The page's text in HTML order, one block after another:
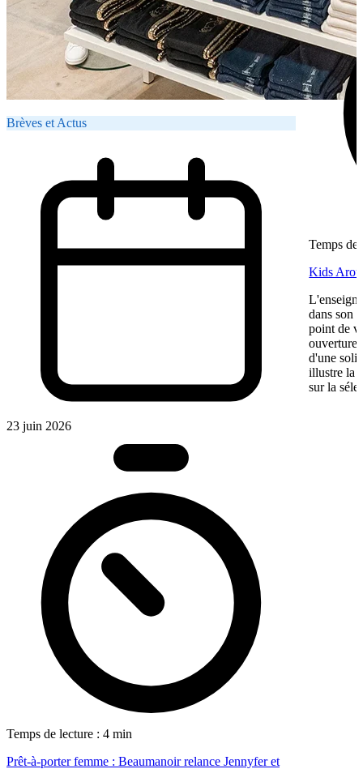
Brèves et Actus
23 juin 2026
Temps de lecture : 4 min
Prêt-à-porter femme : Beaumanoir relance Jennyfer et
Temps de
Kids
dans son
point de
ouverture,
d'une
illustre la
sur la